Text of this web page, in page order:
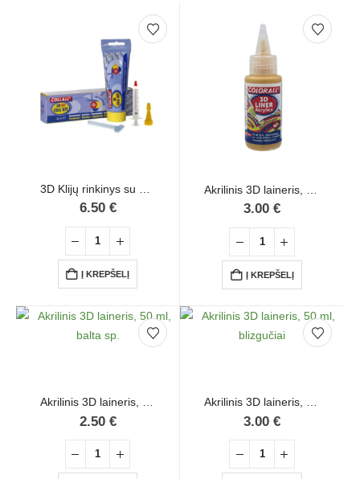
6.50 €
Į KREPŠELĮ
3.00 €
Į KREPŠELĮ
2.50 € 3.00 €